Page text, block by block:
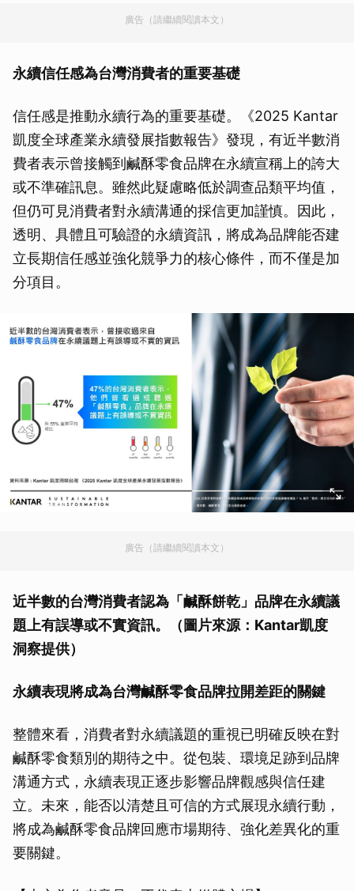
廣告（請繼續閱讀本文）
永續信任感為台灣消費者的重要基礎
信任感是推動永續行為的重要基礎。《2025 Kantar
凱度全球產業永續發展指數報告》發現，有近半數消
費者表示曾接觸到鹹酥零食品牌在永續宣稱上的誇大
或不準確訊息。雖然此疑慮略低於調查品類平均值，
但仍可見消費者對永續溝通的採信更加謹慎。因此，
透明、具體且可驗證的永續資訊，將成為品牌能否建
立長期信任感並強化競爭力的核心條件，而不僅是加
分項目。
廣告（請繼續閱讀本文）
近半數的台灣消費者認為「鹹酥餅乾」品牌在永續議
題上有誤導或不實資訊。（圖片來源：Kantar凱度
洞察提供）
永續表現將成為台灣鹹酥零食品牌拉開差距的關鍵
整體來看，消費者對永續議題的重視已明確反映在對
鹹酥零食類別的期待之中。從包裝、環境足跡到品牌
溝通方式，永續表現正逐步影響品牌觀感與信任建
立。未來，能否以清楚且可信的方式展現永續行動，
將成為鹹酥零食品牌回應市場期待、強化差異化的重
要關鍵。